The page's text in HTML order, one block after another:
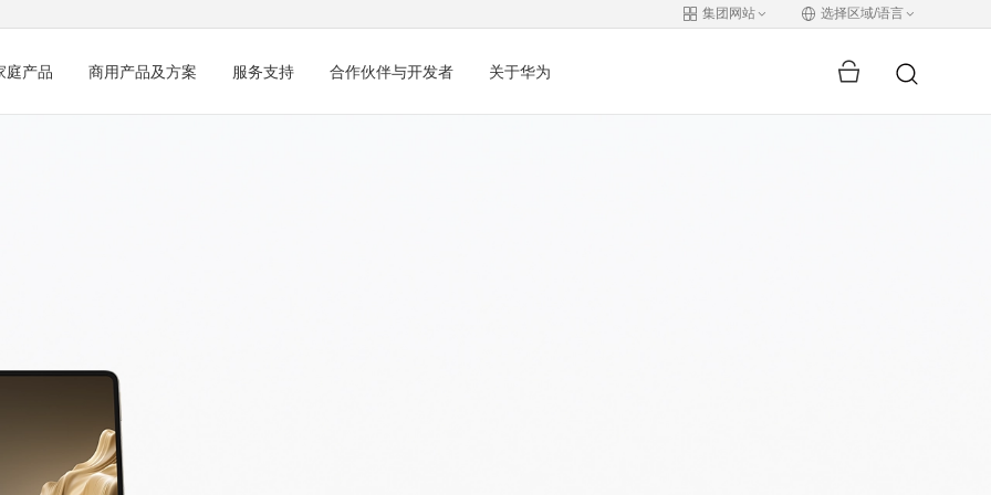
集团网站 选择区域/语言
庭产品 商用产品及方案 服务支持 合作伙伴与开发者 关于华为